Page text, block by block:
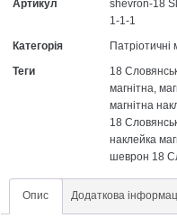
Артикул
shevron-18
1-1-1
Категорія
Патріотичні
Теги
18
магнітна,
магнітна
18
наклейка
шеврон 18
Опис Додаткова